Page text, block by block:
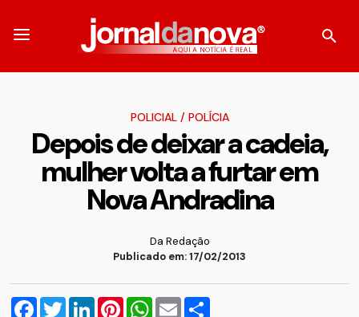
POLICIAL/ POLÍCIA
Depois de deixar a cadeia,
mulher volta a furtar em
Nova Andradina
Da Redação
Publicado em: 17/02/2013
Facebook
TwitterLinkedInPinterestWhatsApp
Email